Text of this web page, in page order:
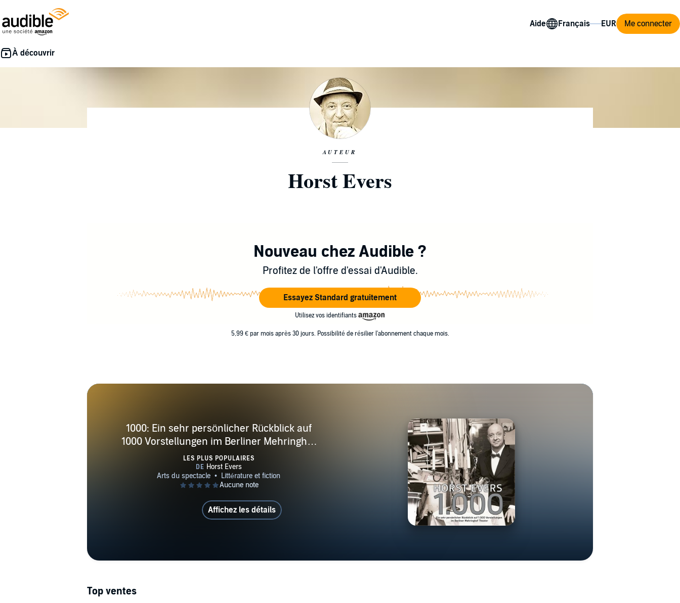
Aide Me connecter
AUTEUR
Horst Evers
Nouveau chez Audible ?
Profitez de l'offre d'essai d'Audible.
Essayez Standard gratuitement
Utilisez vos identifiants
5,99 € par mois après 30 jours. Possibilité de résilier l'abonnement chaque mois.
1000: Ein sehr persönlicher Rückblick auf
1000 Vorstellungen im Berliner Mehringhof
Theater
LES PLUS POPULAIRES
Affichez les détails
Top ventes